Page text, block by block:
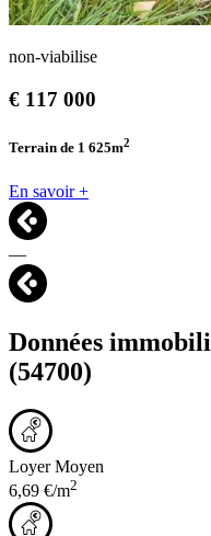
non-viabilise
€ 117 000
Terrain de 1 625m2
En savoir +
—
Données
(54700)
Loyer Moyen
6,69 €/m2